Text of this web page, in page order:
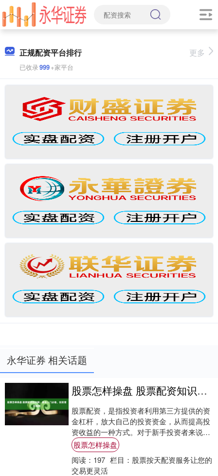
正规配资平台排行
已收录999+家平台
更多
永华证券 相关话题
股票怎样操盘 股票配资知识网：新手入门必备，投资理财指南
股票配资，是指投资者利用第三方提供的资
金杠杆，放大自己的投资资金，从而提高投
资收益的一种方式。对于新手投资者来说股
票怎样操盘，了解股票配资的知识至关重
要。 * ....
股票怎样操盘
阅读： 197 栏目： 股票按天配资服务让您的
交易更灵活